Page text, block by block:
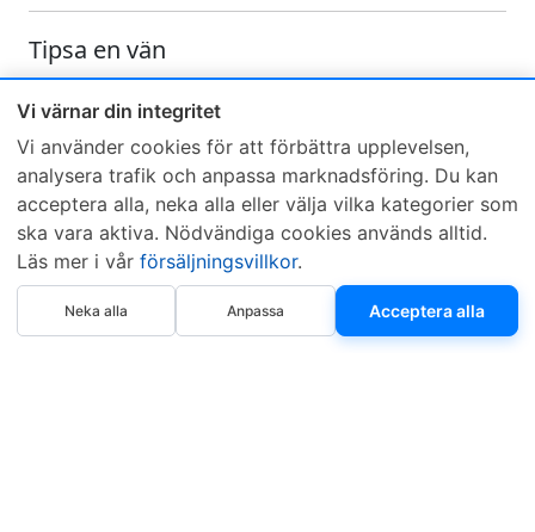
Vi värnar din integritet
Vi använder cookies för att förbättra upplevelsen,
analysera trafik och anpassa marknadsföring. Du kan
acceptera alla, neka alla eller välja vilka kategorier som
ska vara aktiva. Nödvändiga cookies används alltid.
Läs mer i vår försäljningsvillkor.
Neka alla Anpassa Acceptera alla
Köp nu
Tipsa en vän
Skicka ett e-mail och tipsa en vän om denna produkt
Sveriges mest sålda dieselbox
Kontakta KCR
Om KCR/Garantier
Återförsäljare
Sök KCR-box